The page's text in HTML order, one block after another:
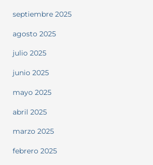
septiembre 2025
agosto 2025
julio 2025
junio 2025
mayo 2025
abril 2025
marzo 2025
febrero 2025